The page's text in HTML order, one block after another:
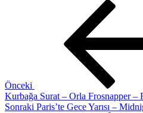
Önceki
Kurbağa Surat – Orla Frosnapper –
Sonraki
Sonraki Paris’te Gece Yarısı –